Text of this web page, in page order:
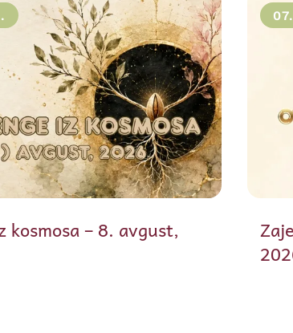
kosmosa – 8. avgust,